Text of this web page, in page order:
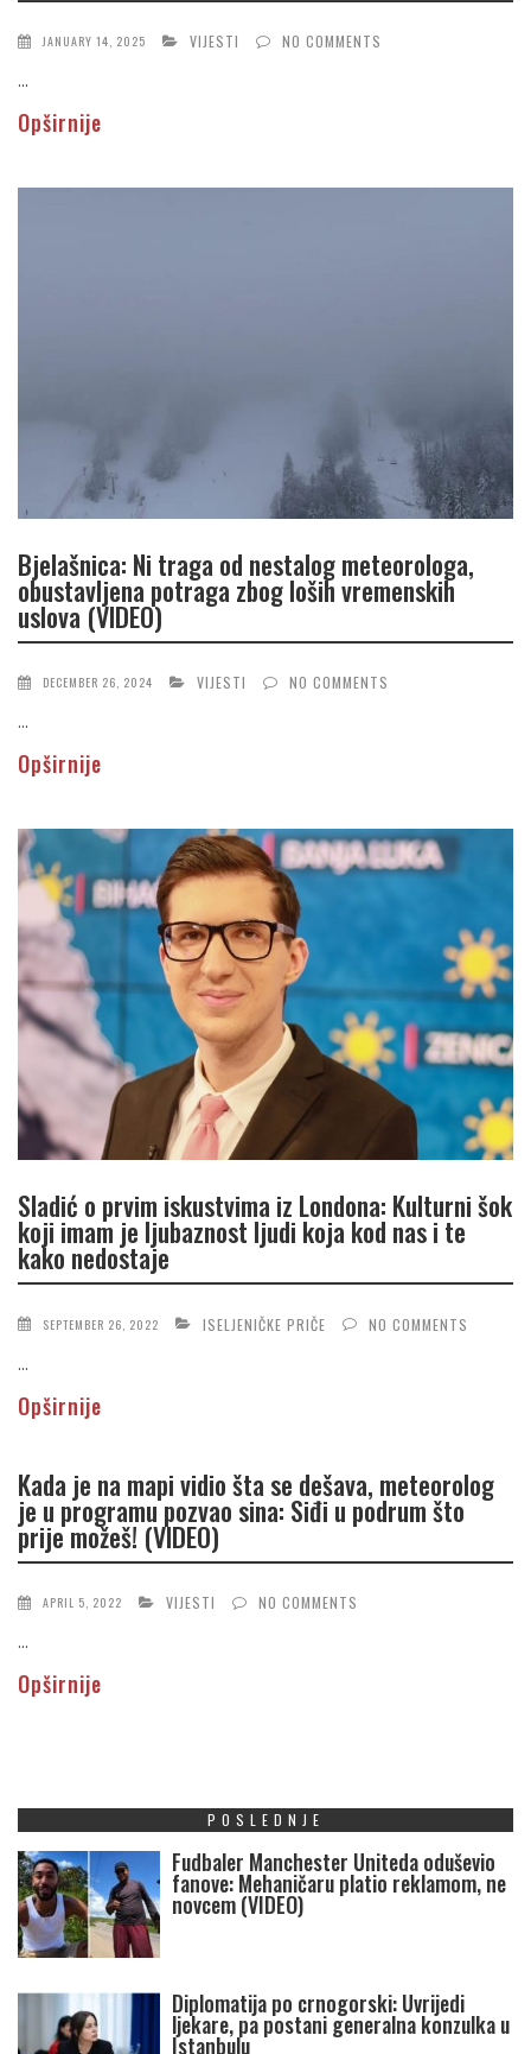
JANUARY 14, 2025 VIJESTI NO COMMENTS
...
Opširnije
Bjelašnica: Ni traga od nestalog meteorologa,
obustavljena potraga zbog loših vremenskih
uslova (VIDEO)
DECEMBER 26, 2024 VIJESTI NO COMMENTS
...
Opširnije
Sladić o prvim iskustvima iz Londona: Kulturni šok
koji imam je ljubaznost ljudi koja kod nas i te
kako nedostaje
SEPTEMBER 26, 2022 ISELJENIČKE PRIČE NO COMMENTS
...
Opširnije
Kada je na mapi vidio šta se dešava, meteorolog
je u programu pozvao sina: Siđi u podrum što
prije možeš! (VIDEO)
APRIL 5, 2022 VIJESTI NO COMMENTS
...
Opširnije
POSLEDNJE
Fudbaler Manchester Uniteda oduševio
fanove: Mehaničaru platio reklamom, ne
novcem (VIDEO)
Diplomatija po crnogorski: Uvrijedi
ljekare, pa postani generalna konzulka u
Istanbulu